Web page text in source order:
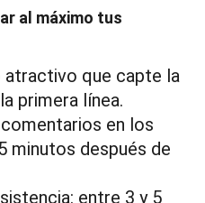
al máximo tus
atractivo que capte la
primera línea.
en los
minutos después de
entre 3 y 5